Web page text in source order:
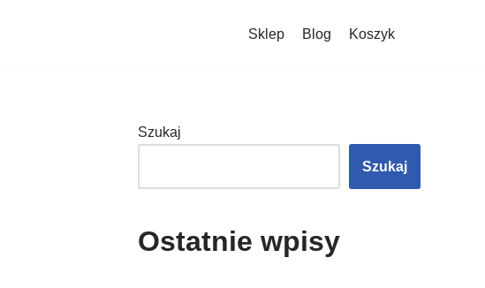
Sklep Blog Koszyk
Szukaj
Szukaj
Ostatnie wpisy